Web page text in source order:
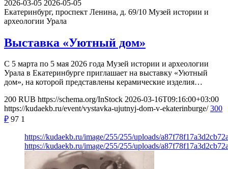
2026-03-05 2026-05-05
Екатеринбург, проспект Ленина, д. 69/10 Музей истории и
археологии Урала
Выставка «Уютный дом»
С 5 марта по 5 мая 2026 года Музей истории и археологии
Урала в Екатеринбурге приглашает на выставку «Уютный
дом», на которой представлены керамические изделия…
200 RUB https://schema.org/InStock 2026-03-16T09:16:00+03:00
https://kudaekb.ru/event/vystavka-ujutnyj-dom-v-ekaterinburge/ 300
₽ 97 1
https://kudaekb.ru/image/255/255/uploads/
https://kudaekb.ru/image/255/255/uploads/